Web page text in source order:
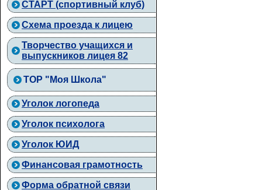
СТАРТ (спортивный клуб)
Схема проезда к лицею
Творчество учащихся и
выпускников лицея 82
ТОР "Моя Школа"
Уголок логопеда
Уголок психолога
Уголок ЮИД
Финансовая грамотность
Форма обратной связи